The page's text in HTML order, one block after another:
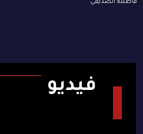
فاطمة الصديقي
فيديو